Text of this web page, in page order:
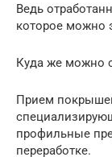
Ведь
которое можно
Куда же можно
Прием
профильные
переработке.